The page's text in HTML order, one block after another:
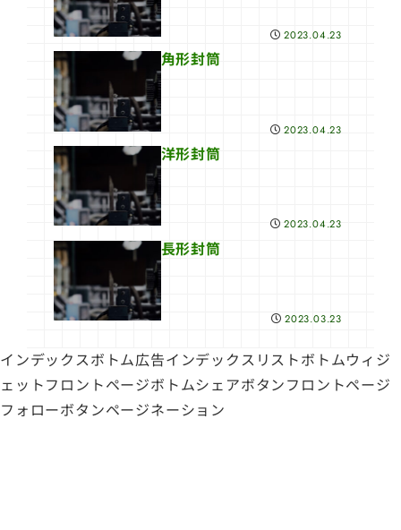
2023.04.23
角形封筒
2023.04.23
洋形封筒
2023.04.23
長形封筒
2023.03.23
インデックスボトム広告インデックスリストボトムウィジ
ェットフロントページボトムシェアボタンフロントページ
フォローボタンページネーション